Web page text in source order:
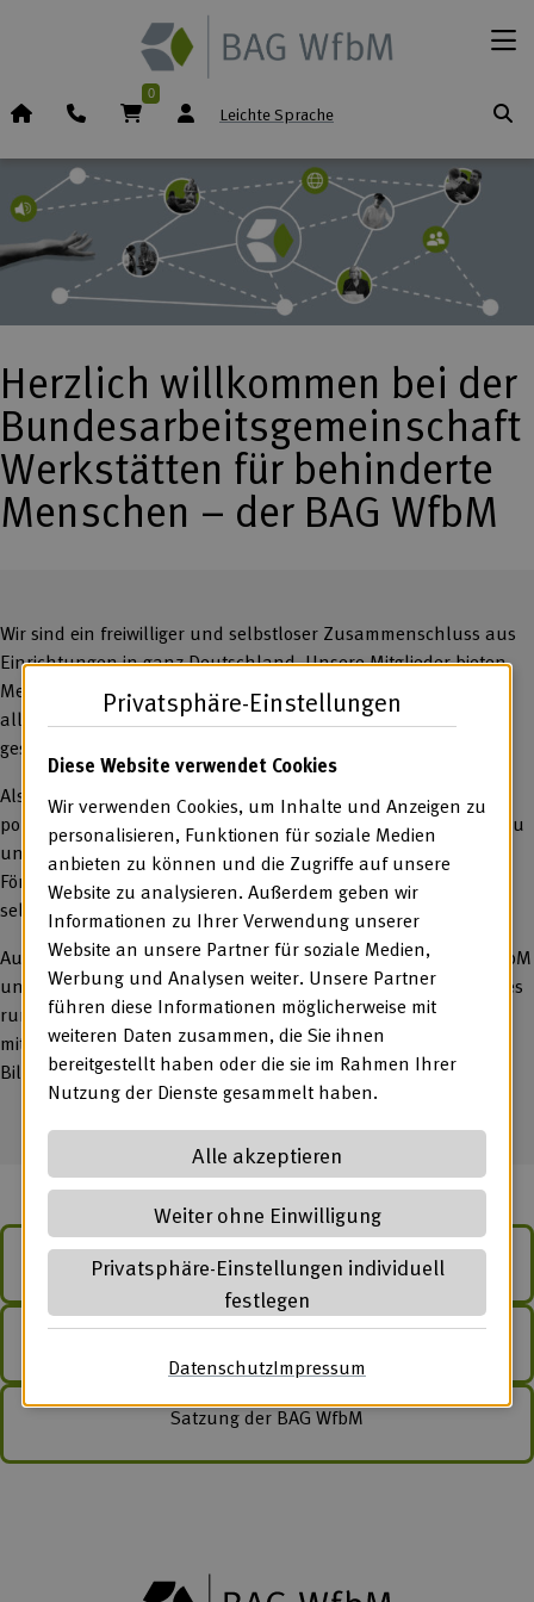
Startseite (Icon)
Telefon Warenkorb
0
Leichte Sprache
Herzlich willkommen bei der
Bundesarbeitsgemeinschaft
Werkstätten für behinderte
Menschen – der BAG WfbM
Wir sind ein freiwilliger und selbstloser Zusammenschluss aus
Einrichtungen in ganz Deutschland. Unsere Mitglieder bieten
Menschen, die aufgrund ihrer Behinderungen nicht auf dem
allgemeinen Arbeitsmarkt tätig sein können, berufliche und
gesellschaftliche Teilhabe.
Als gemeinnütziger Verein vertreten wir die fachlichen und
politischen Interessen unserer Mitglieder auf Bundesebene. Zu
unseren Mitgliedern gehören Träger von Werkstätten,
Förderstätten und Inklusionsbetrieben ebenso wie rechtlich
selbstständige andere Leistungsanbieter.
Auf den folgenden Seiten erfahren Sie mehr über die BAG WfbM
und ihre Mitglieder. Außerdem stellen wir Ihnen Wissenswertes
rund um das Thema Teilhabe am Arbeitsleben von Menschen
mit Behinderungen, darunter Informationen zur beruflichen
Bildung und zum Entgelt in Werkstätten, zur Verfügung.
Teilhabe am Arbeitsleben
Der Verein
Satzung der BAG WfbM
Privatsphäre-Einstellungen
Diese Website verwendet Cookies
Wir verwenden Cookies, um Inhalte und Anzeigen zu
personalisieren, Funktionen für soziale Medien
anbieten zu können und die Zugriffe auf unsere
Website zu analysieren. Außerdem geben wir
Informationen zu Ihrer Verwendung unserer
Website an unsere Partner für soziale Medien,
Werbung und Analysen weiter. Unsere Partner
führen diese Informationen möglicherweise mit
weiteren Daten zusammen, die Sie ihnen
bereitgestellt haben oder die sie im Rahmen Ihrer
Nutzung der Dienste gesammelt haben.
Alle akzeptieren
Weiter ohne Einwilligung
Privatsphäre-Einstellungen individuell
festlegen
Datenschutz(öffnet in neuem Tab)
Impressum